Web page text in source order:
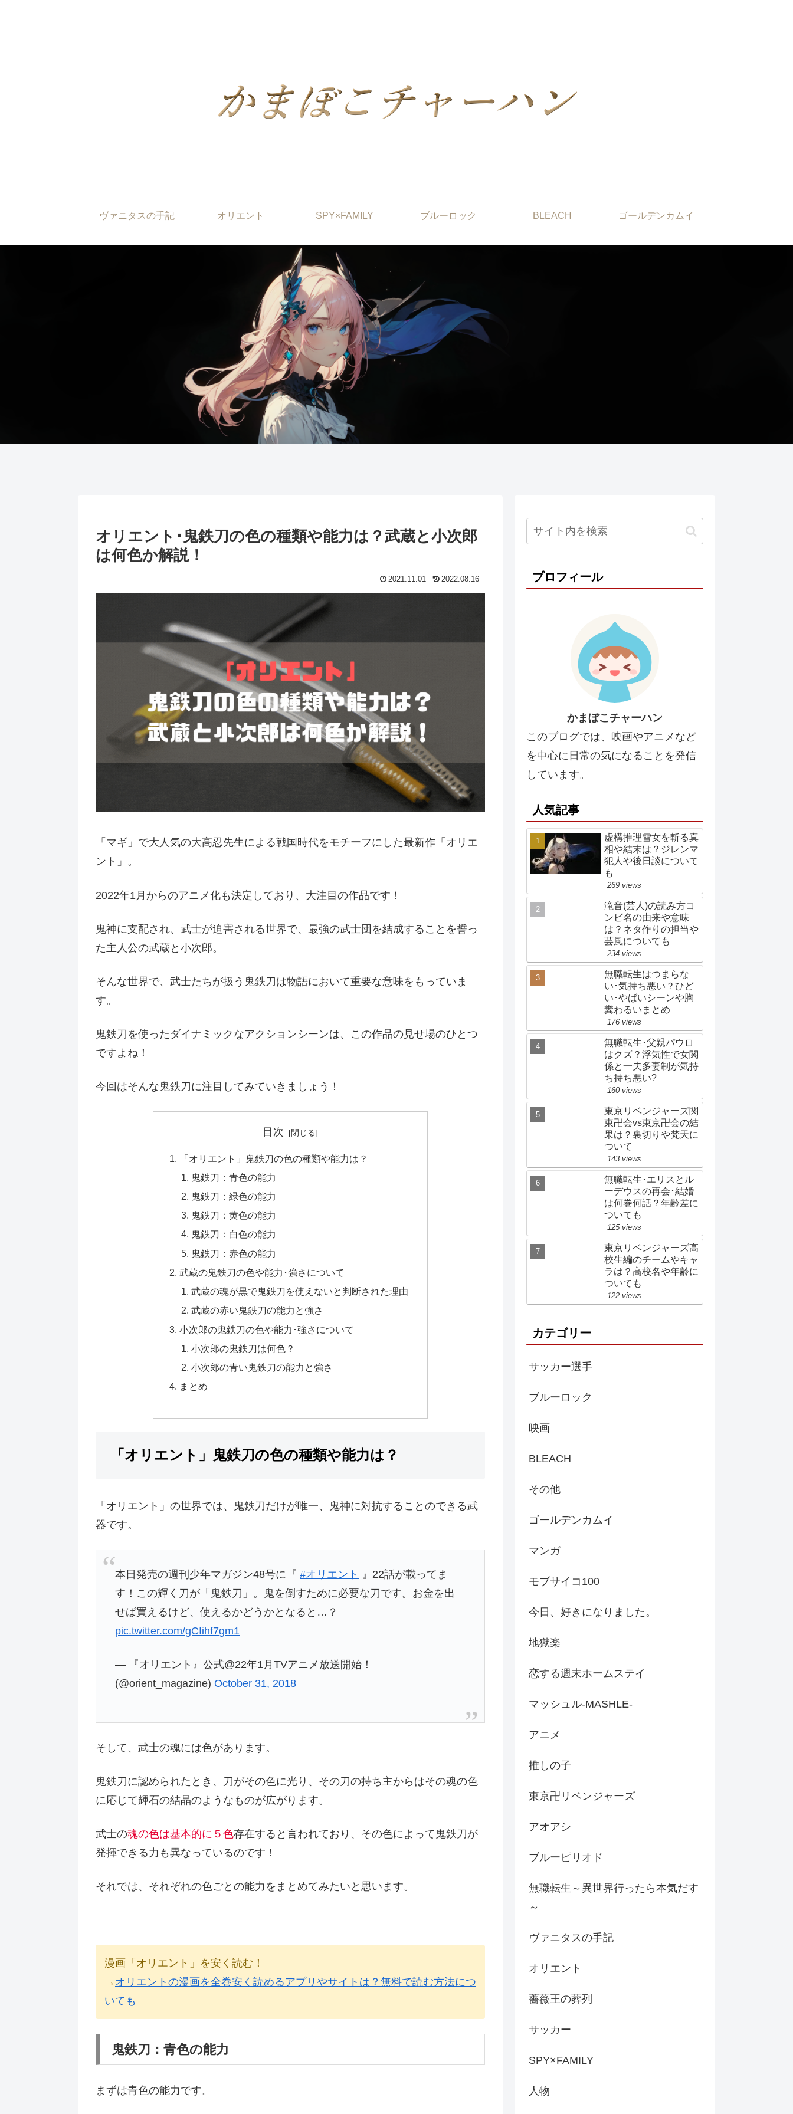
ヴァニタスの手記 オリエント SPY×FAMILY ブルーロック BLEACH ゴールデンカムイ
オリエント･鬼鉄刀の色の種類や能力は？武蔵と小次郎
は何色か解説！
2021.11.01 2022.08.16
「マギ」で大人気の大高忍先生による戦国時代をモチーフにした最新作「オリエ
ント」。
2022年1月からのアニメ化も決定しており、大注目の作品です！
鬼神に支配され、武士が迫害される世界で、最強の武士団を結成することを誓っ
た主人公の武蔵と小次郎。
そんな世界で、武士たちが扱う鬼鉄刀は物語において重要な意味をもっていま
す。
鬼鉄刀を使ったダイナミックなアクションシーンは、この作品の見せ場のひとつ
ですよね！
今回はそんな鬼鉄刀に注目してみていきましょう！
目次
「オリエント」鬼鉄刀の色の種類や能力は？
鬼鉄刀：青色の能力
鬼鉄刀：緑色の能力
鬼鉄刀：黄色の能力
鬼鉄刀：白色の能力
鬼鉄刀：赤色の能力
武蔵の鬼鉄刀の色や能力･強さについて
武蔵の魂が黒で鬼鉄刀を使えないと判断された理由
武蔵の赤い鬼鉄刀の能力と強さ
小次郎の鬼鉄刀の色や能力･強さについて
小次郎の鬼鉄刀は何色？
小次郎の青い鬼鉄刀の能力と強さ
まとめ
「オリエント」鬼鉄刀の色の種類や能力は？
「オリエント」の世界では、鬼鉄刀だけが唯一、鬼神に対抗することのできる武
器です。
本日発売の週刊少年マガジン48号に『#オリエント
』22話が載ってま
す！この輝く刀が「鬼鉄刀」。鬼を倒すために必要な刀です。お金を出
せば買えるけど、使えるかどうかとなると…？
pic.twitter.com/gCIihf7gm1
— 『オリエント』公式@22年1月TVアニメ放送開始！
(@orient_magazine)October 31, 2018
そして、武士の魂には色があります。
鬼鉄刀に認められたとき、刀がその色に光り、その刀の持ち主からはその魂の色
に応じて輝石の結晶のようなものが広がります。
武士の魂の色は基本的に５色存在すると言われており、その色によって鬼鉄刀が
発揮できる力も異なっているのです！
それでは、それぞれの色ごとの能力をまとめてみたいと思います。
漫画「オリエント」を安く読む！
→ オリエントの漫画を全巻安く読めるアプリやサイトは？無料で読む方法につ
いても
鬼鉄刀：青色の能力
まずは青色の能力です。
プロフィール
かまぼこチャーハン
このブログでは、映画やアニメなど
を中心に日常の気になることを発信
しています。
人気記事
虚構推理雪女を斬る真
相や結末は？ジレンマ
犯人や後日談について
も
269 views
滝音(芸人)の読み方コ
ンビ名の由来や意味
は？ネタ作りの担当や
芸風についても
234 views
無職転生はつまらな
い･気持ち悪い？ひど
い･やばいシーンや胸
糞わるいまとめ
176 views
無職転生･父親パウロ
はクズ？浮気性で女関
係と一夫多妻制が気持
ち持ち悪い?
160 views
東京リベンジャーズ関
東卍会vs東京卍会の結
果は？裏切りや梵天に
ついて
143 views
無職転生･エリスとル
ーデウスの再会･結婚
は何巻何話？年齢差に
ついても
125 views
東京リベンジャーズ高
校生編のチームやキャ
ラは？高校名や年齢に
ついても
122 views
カテゴリー
サッカー選手
ブルーロック
映画
BLEACH
その他
ゴールデンカムイ
マンガ
モブサイコ100
今日、好きになりました。
地獄楽
恋する週末ホームステイ
マッシュル-MASHLE-
アニメ
推しの子
東京卍リベンジャーズ
アオアシ
ブルーピリオド
無職転生～異世界行ったら本気だす
～
ヴァニタスの手記
オリエント
薔薇王の葬列
サッカー
SPY×FAMILY
人物